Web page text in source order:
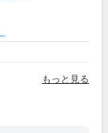
もっと見る